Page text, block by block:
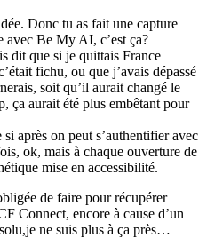
Donc tu as fait une capture
avec Be My AI, c’est ça?
dit que si je quittais France
fichu, ou que j’avais dépassé
soit qu’il aurait changé le
ça aurait été plus embêtant pour
après on peut s’authentifier avec
ok, mais à chaque ouverture de
mise en accessibilité.
de faire pour récupérer
Connect, encore à cause d’un
ne suis plus à ça près…